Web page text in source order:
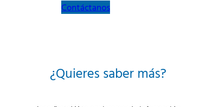
Contáctanos
¿Quieres saber más?